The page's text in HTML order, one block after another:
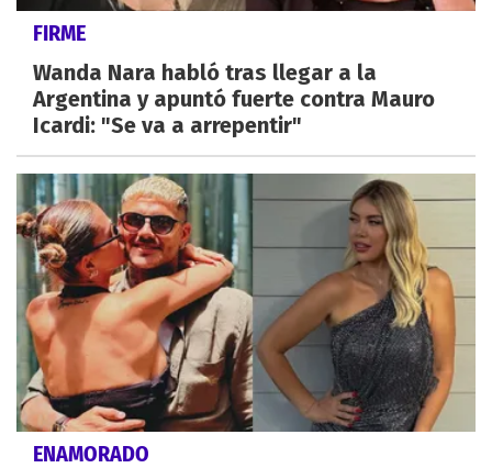
FIRME
Wanda Nara habló tras llegar a la
Argentina y apuntó fuerte contra Mauro
Icardi: "Se va a arrepentir"
ENAMORADO